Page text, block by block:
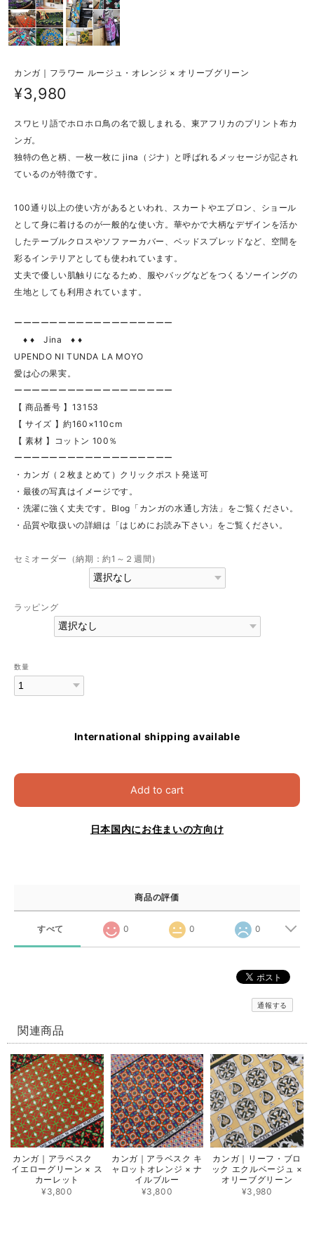
カンガ｜フラワー ルージュ・オレンジ × オリーブグリーン
¥3,980
スワヒリ語でホロホロ鳥の名で親しまれる、東アフリカのプリント布カ
ンガ。
独特の色と柄、一枚一枚に jina（ジナ）と呼ばれるメッセージが記され
ているのが特徴です。
100通り以上の使い方があるといわれ、スカートやエプロン、ショール
として身に着けるのが一般的な使い方。華やかで大柄なデザインを活か
したテーブルクロスやソファーカバー、ベッドスプレッドなど、空間を
彩るインテリアとしても使われています。
丈夫で優しい肌触りになるため、服やバッグなどをつくるソーイングの
生地としても利用されています。
ーーーーーーーーーーーーーーーーーー
♦ ♦ Jina ♦ ♦
UPENDO NI TUNDA LA MOYO
愛は心の果実。
ーーーーーーーーーーーーーーーーーー
【 商品番号 】13153
【 サイズ 】約160×110cm
【 素材 】コットン 100％
ーーーーーーーーーーーーーーーーーー
・カンガ（２枚まとめて）クリックポスト発送可
・最後の写真はイメージです。
・洗濯に強く丈夫です。Blog「カンガの水通し方法」をご覧ください。
・品質や取扱いの詳細は「はじめにお読み下さい」をご覧ください。
セミオーダー（納期：約1～２週間）
ラッピング
数量
International shipping available
Add to cart
日本国内にお住まいの方向け
商品の評価
すべて 0 0 0
通報する
関連商品
カンガ｜アラベスク
イエローグリーン × ス
カーレット
¥3,800
カンガ｜アラベスク キ
ャロットオレンジ × ナ
イルブルー
¥3,800
カンガ｜リーフ・ブロ
ック エクルベージュ ×
オリーブグリーン
¥3,980